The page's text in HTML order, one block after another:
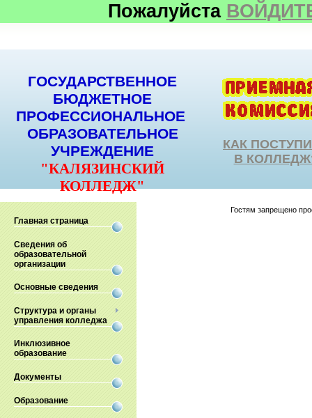
Пожалуйста
ГОСУДАРСТВЕННОЕ
БЮДЖЕТНОЕ
ПРОФЕССИОНАЛЬНОЕ
ОБРАЗОВАТЕЛЬНОЕ
УЧРЕЖДЕНИЕ
"КАЛЯЗИНСКИЙ
КОЛЛЕДЖ"
КАК
В
Главная страница
Сведения об
образовательной
организации
Основные сведения
Структура и органы
управления колледжа
Инклюзивное
образование
Документы
Образование
Гостям запрещено